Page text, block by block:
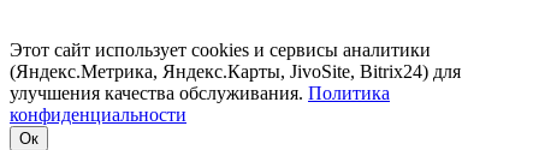
Этот сайт использует cookies и сервисы аналитики
(Яндекс.Метрика, Яндекс.Карты, JivoSite, Bitrix24) для
улучшения качества обслуживания. Политика
конфиденциальности
Ок